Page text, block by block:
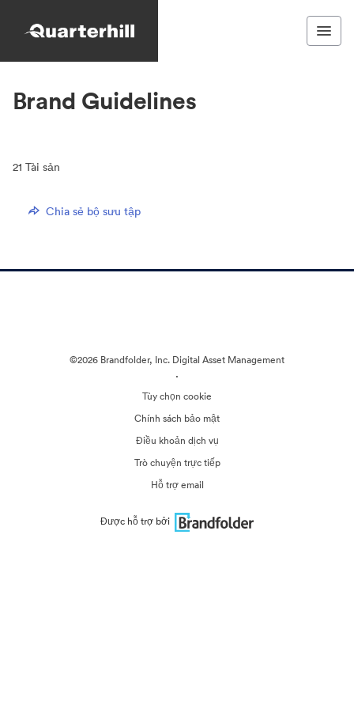
Brand Guidelines
21 Tài sản
Chia sẻ bộ sưu tập
©2026 Brandfolder, Inc. Digital Asset Management
·
Tùy chọn cookie
Chính sách bảo mật
Điều khoản dịch vụ
Trò chuyện trực tiếp
Hỗ trợ email
Được hỗ trợ bởi